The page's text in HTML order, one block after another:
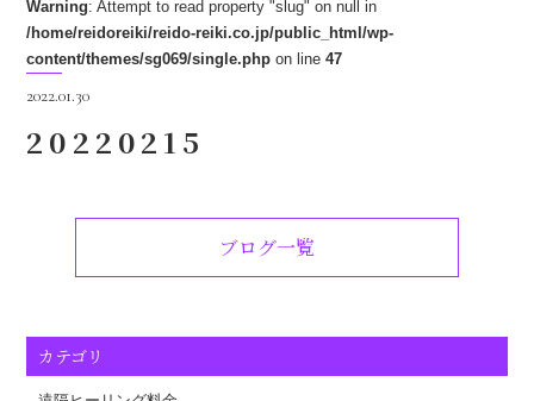
Warning: Attempt to read property "slug" on null in
/home/reidoreiki/reido-reiki.co.jp/public_html/wp-
content/themes/sg069/single.php on line47
2022.01.30
20220215
ブログ一覧
カテゴリ